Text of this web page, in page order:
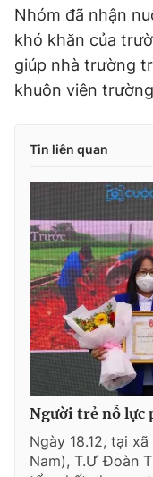
Nhóm đã nhận
khó khăn của
giúp nhà trường
khuôn viên
Tin liên quan
Người trẻ nỗ lực
Ngày 18.12, tại
Nam), T.Ư Đoàn